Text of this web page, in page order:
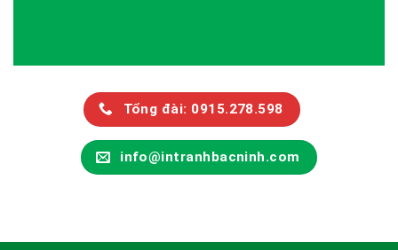
Tổng đài: 0915.278.598
info@intranhbacninh.com